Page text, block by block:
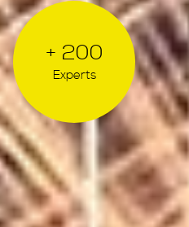
+ 200
Experts